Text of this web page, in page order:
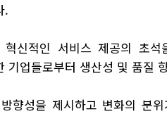
.
신적인 서비스 제공의 초
업들로부터 생산성 및 품질
향성을 제시하고 변화의 분